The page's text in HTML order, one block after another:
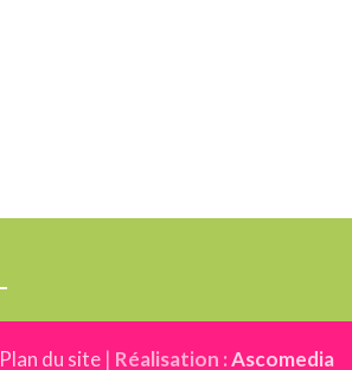
Plan du site | Réalisation :Ascomedia